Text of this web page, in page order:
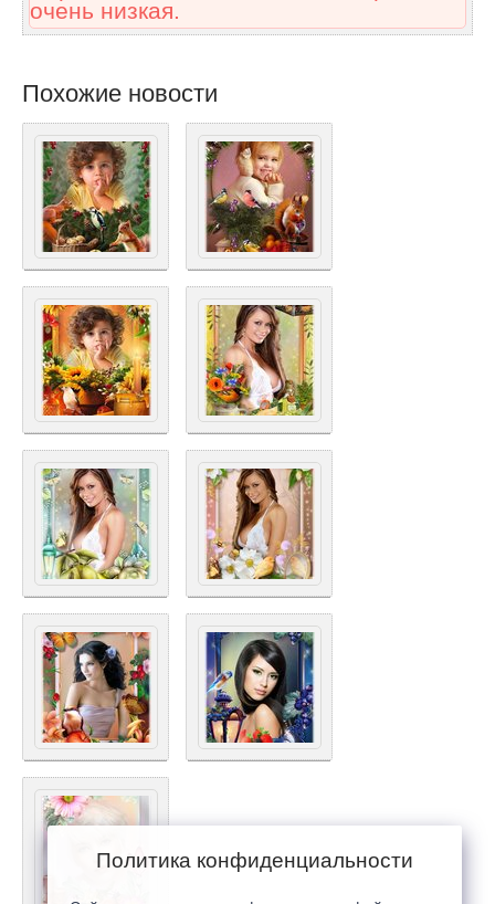
очень низкая.
Похожие новости
Политика конфиденциальности